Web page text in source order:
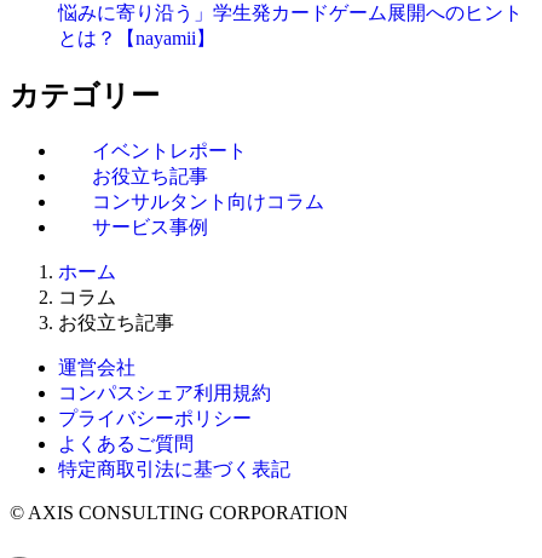
悩みに寄り沿う」学生発カードゲーム展開へのヒント
とは？【nayamii】
カテゴリー
イベントレポート
お役立ち記事
コンサルタント向けコラム
サービス事例
ホーム
コラム
お役立ち記事
運営会社
コンパスシェア利用規約
プライバシーポリシー
よくあるご質問
特定商取引法に基づく表記
© AXIS CONSULTING CORPORATION